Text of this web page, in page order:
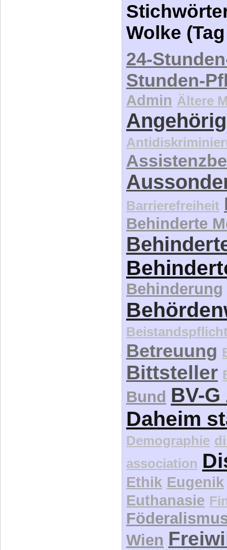
Wolke
24-
Stunden-
Admin Ältere
Barrierefreiheit
Behinderte
Behinderung
Betreuung
Bittsteller
Bund BV-
Daheim
Demographie
association
Ethik Eugenik
Euthanasie
Wien